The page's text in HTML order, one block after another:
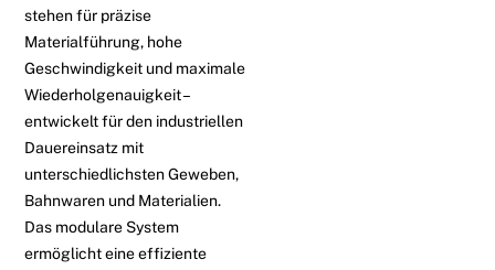
stehen für präzise
Materialführung, hohe
Geschwindigkeit und maximale
Wiederholgenauigkeit –
entwickelt für den industriellen
Dauereinsatz mit
unterschiedlichsten Geweben,
Bahnwaren und Materialien.
Das modulare System
ermöglicht eine effiziente